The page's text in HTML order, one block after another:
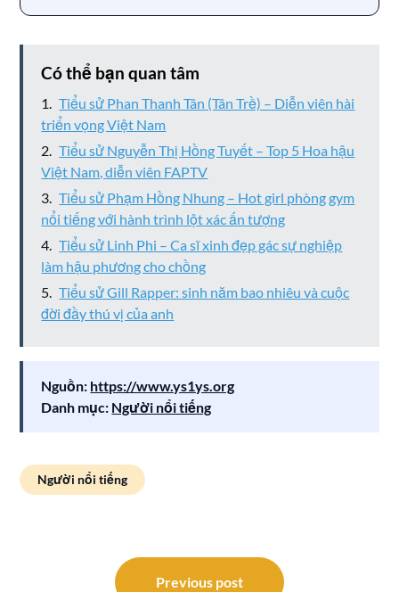
Có thể bạn quan tâm
Tiểu sử Phan Thanh Tân (Tân Trề) – Diễn viên hài
triển vọng Việt Nam
Tiểu sử Nguyễn Thị Hồng Tuyết – Top 5 Hoa hậu
Việt Nam, diễn viên FAPTV
Tiểu sử Phạm Hồng Nhung – Hot girl phòng gym
nổi tiếng với hành trình lột xác ấn tượng
Tiểu sử Linh Phi – Ca sĩ xinh đẹp gác sự nghiệp
làm hậu phương cho chồng
Tiểu sử Gill Rapper: sinh năm bao nhiêu và cuộc
đời đầy thú vị của anh
Nguồn: https://www.ys1ys.org
Danh mục: Người nổi tiếng
Người nổi tiếng
Previous post